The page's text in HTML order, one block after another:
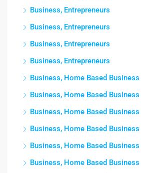
Business, Entrepreneurs
Business, Entrepreneurs
Business, Entrepreneurs
Business, Entrepreneurs
Business, Home Based Business
Business, Home Based Business
Business, Home Based Business
Business, Home Based Business
Business, Home Based Business
Business, Home Based Business